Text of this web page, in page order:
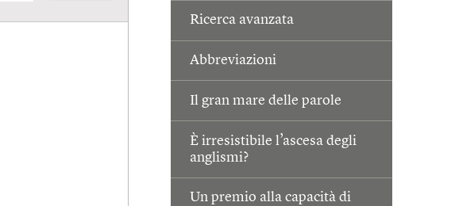
Ricerca avanzata
Abbreviazioni
Il gran mare delle parole
È irresistibile l’ascesa degli
anglismi?
Un premio alla capacità di